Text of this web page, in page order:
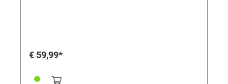
€ 59,99*